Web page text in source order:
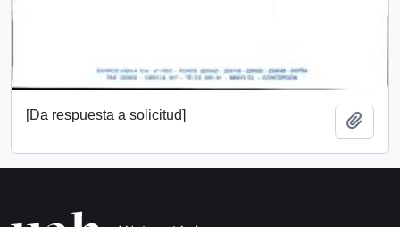
[Da respuesta a solicitud]